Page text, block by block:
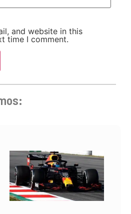
and website in this
time I comment.